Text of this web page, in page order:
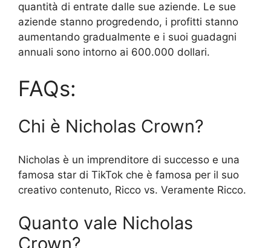
quantità di entrate dalle sue aziende. Le sue
aziende stanno progredendo, i profitti stanno
aumentando gradualmente e i suoi guadagni
annuali sono intorno ai 600.000 dollari.
FAQs:
Chi è Nicholas Crown?
Nicholas è un imprenditore di successo e una
famosa star di TikTok che è famosa per il suo
creativo contenuto, Ricco vs. Veramente Ricco.
Quanto vale Nicholas
Crown?